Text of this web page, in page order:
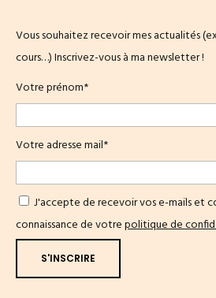
Vous souhaitez recevoir mes actualités
cours…) Inscrivez-vous à ma newsletter !
Votre prénom*
Votre adresse mail*
J'accepte de recevoir vos e-mails et
connaissance de votrepolitique de